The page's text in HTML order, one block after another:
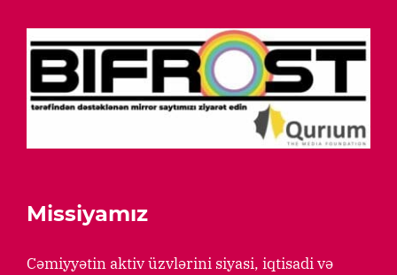
Missiyamız
Cəmiyyətin aktiv üzvlərini siyasi, iqtisadi və